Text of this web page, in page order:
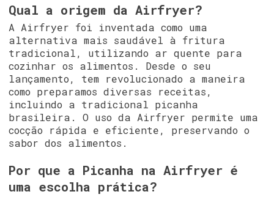
Qual a origem da Airfryer?
A Airfryer foi inventada como uma
alternativa mais saudável à fritura
tradicional, utilizando ar quente para
cozinhar os alimentos. Desde o seu
lançamento, tem revolucionado a maneira
como preparamos diversas receitas,
incluindo a tradicional picanha
brasileira. O uso da Airfryer permite uma
cocção rápida e eficiente, preservando o
sabor dos alimentos.
Por que a Picanha na Airfryer é
uma escolha prática?